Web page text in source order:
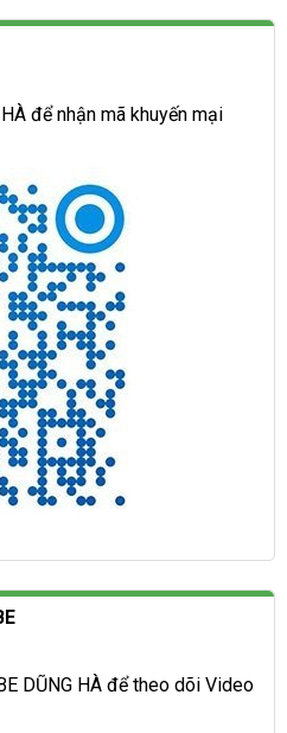
để nhận mã khuyến mại
DŨNG HÀ để theo dõi Video